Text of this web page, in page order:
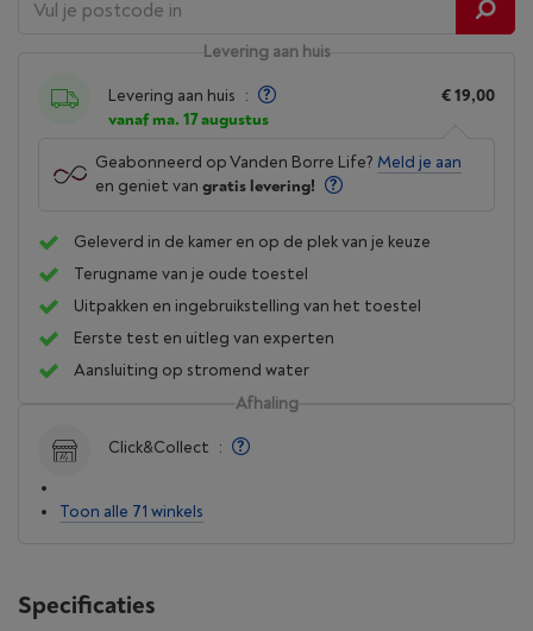
Levering aan huis
Levering aan huis :
vanaf ma. 17 augustus
€ 19,00
Geabonneerd op Vanden Borre Life? Meld je aan
en geniet van gratis levering!
Geleverd in de kamer en op de plek van je keuze
Terugname van je oude toestel
Uitpakken en ingebruikstelling van het toestel
Eerste test en uitleg van experten
Aansluiting op stromend water
Afhaling
Click&Collect :
Toon alle 71 winkels
Specificaties